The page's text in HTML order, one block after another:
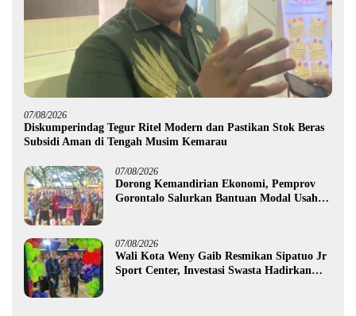
07/08/2026
Diskumperindag Tegur Ritel Modern dan Pastikan Stok Beras
Subsidi Aman di Tengah Musim Kemarau
07/08/2026
Dorong Kemandirian Ekonomi, Pemprov
Gorontalo Salurkan Bantuan Modal Usaha
07/08/2026
Wali Kota Weny Gaib Resmikan Sipatuo Jr
Sport Center, Investasi Swasta Hadirkan